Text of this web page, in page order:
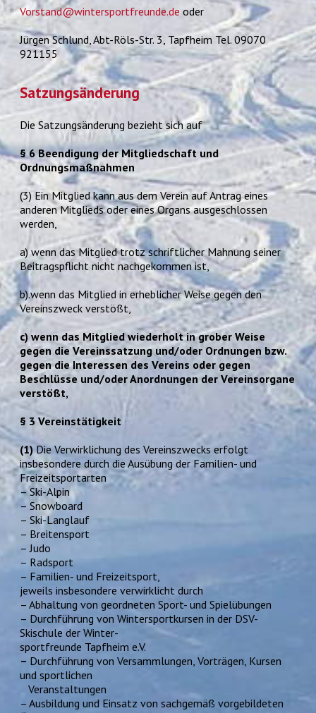
Vorstand@wintersportfreunde.de oder
Jürgen Schlund, Abt-Röls-Str. 3, Tapfheim Tel. 09070
921155
Satzungsänderung
Die Satzungsänderung bezieht sich auf
§ 6 Beendigung der Mitgliedschaft und
Ordnungsmaßnahmen
(3) Ein Mitglied kann aus dem Verein auf Antrag eines
anderen Mitglieds oder eines Organs ausgeschlossen
werden,
a) wenn das Mitglied trotz schriftlicher Mahnung seiner
Beitragspflicht nicht nachgekommen ist,
b).wenn das Mitglied in erheblicher Weise gegen den
Vereinszweck verstößt,
c) wenn das Mitglied wiederholt in grober Weise
gegen die Vereinssatzung und/oder Ordnungen bzw.
gegen die Interessen des Vereins oder gegen
Beschlüsse und/oder Anordnungen der Vereinsorgane
verstößt,
§ 3 Vereinstätigkeit
(1)Die Verwirklichung des Vereinszwecks erfolgt
insbesondere durch die Ausübung der Familien- und
Freizeitsportarten
– Ski-Alpin
– Snowboard
– Ski-Langlauf
– Breitensport
– Judo
– Radsport
– Familien- und Freizeitsport,
jeweils insbesondere verwirklicht durch
– Abhaltung von geordneten Sport- und Spielübungen
– Durchführung von Wintersportkursen in der DSV-
Skischule der Winter-
sportfreunde Tapfheim e.V.
– Durchführung von Versammlungen, Vorträgen, Kursen
und sportlichen
Veranstaltungen
– Ausbildung und Einsatz von sachgemäß vorgebildeten